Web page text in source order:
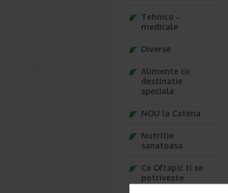
Tehnico -
medicale
Diverse
Alimente cu
destinatie
speciala
NOU la Catena
Nutritie
sanatoasa
Ce Oftapic ti se
potriveste